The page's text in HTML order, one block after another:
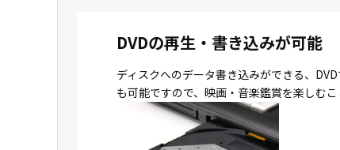
DVDの再生・書き込みが可能
ディスクへのデータ書き込みができる、
も可能ですので、映画・音楽鑑賞を楽しむこ